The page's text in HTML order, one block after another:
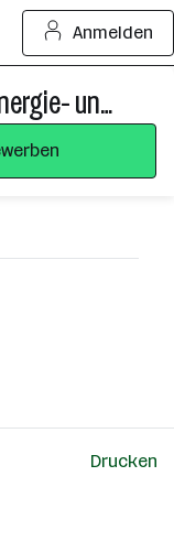
Anmelden
Kalkulant für Kabeltiefbau / Energie- und Telekominfrastruktur (m/w/d)
Drucken